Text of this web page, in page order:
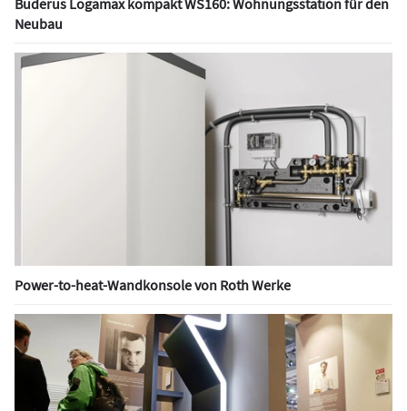
Buderus Logamax kompakt WS160: Wohnungsstation für den
Neubau
Power-to-heat-Wandkonsole von Roth Werke